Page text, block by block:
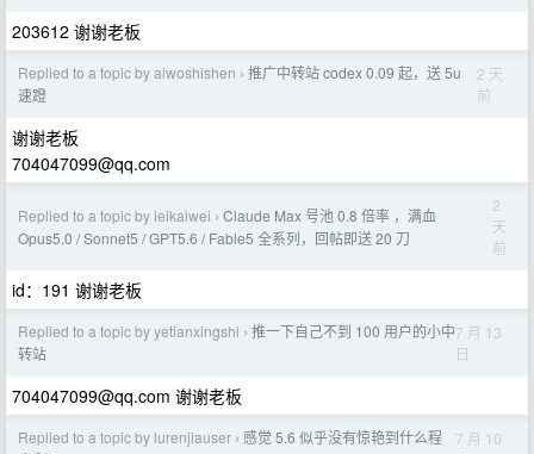
203612 谢谢老板
Replied to a topic by aiwoshishen › 推广中转站 codex 0.09 起，送 5u
速蹬
2 天
前
谢谢老板
704047099@qq.com
Replied to a topic by leikaiwei › Claude Max 号池 0.8 倍率 ，满血
Opus5.0 / Sonnet5 / GPT5.6 / Fable5 全系列，回帖即送 20 刀
2
天
前
id：191 谢谢老板
Replied to a topic by yetianxingshi › 推一下自己不到 100 用户的小中
转站
7 月 13
日
704047099@qq.com 谢谢老板
Replied to a topic by lurenjiauser › 感觉 5.6 似乎没有惊艳到什么程
7 月 10